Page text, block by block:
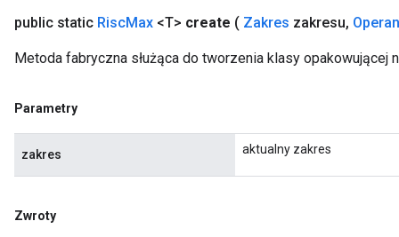
public static RiscMax <T> create ( Zakres zakresu,
Metoda fabryczna służąca do tworzenia klasy opakowującej
Parametry
zakres aktualny zakres
Zwroty